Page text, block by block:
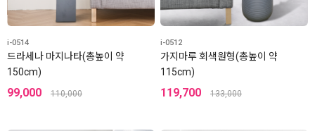
i-0514
드라세나 마지나타(총높이 약
150cm)
99,000 110,000
i-0512
가지마루 회색원형(총높이 약
115cm)
119,700 133,000